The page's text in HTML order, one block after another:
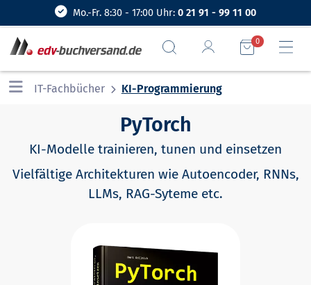
Mo.-Fr. 8:30 - 17:00 Uhr: 0 21 91 - 99 11 00
0
IT-Fachbücher KI-Programmierung
PyTorch
KI-Modelle trainieren, tunen und einsetzen
Vielfältige Architekturen wie Autoencoder, RNNs,
LLMs, RAG-Syteme etc.